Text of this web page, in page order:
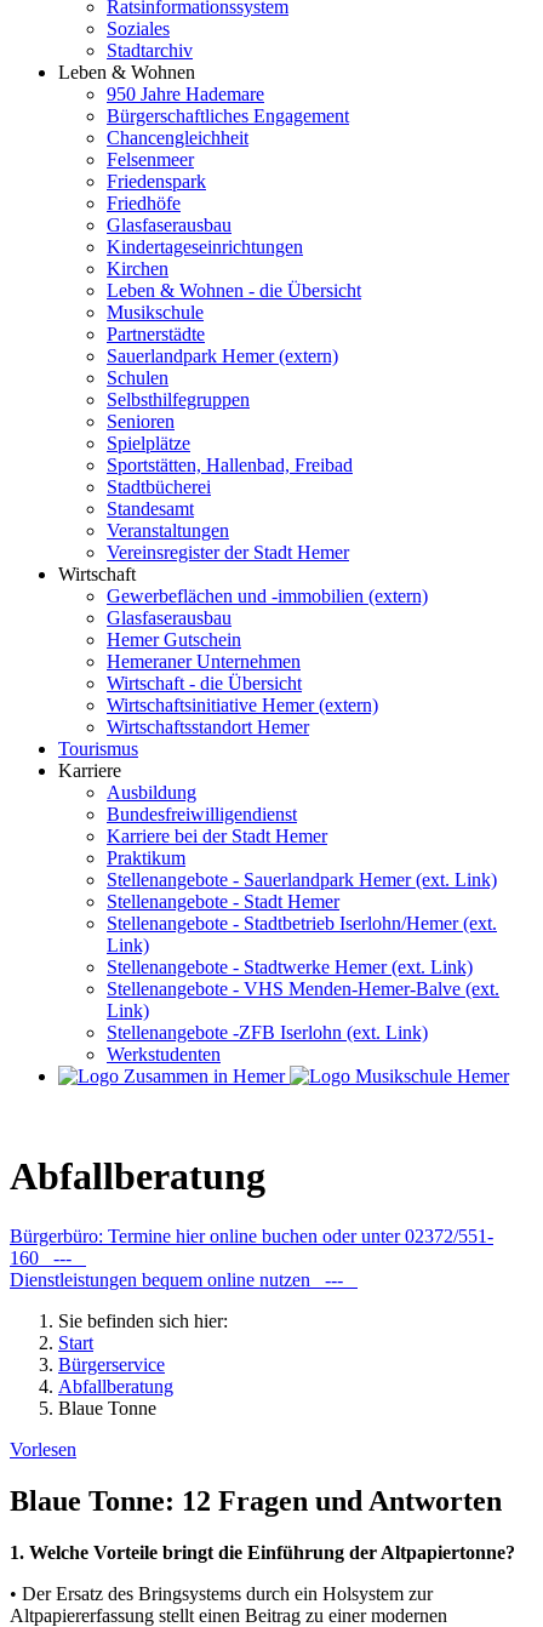
Ratsinformationssystem
Soziales
Stadtarchiv
Leben & Wohnen
950 Jahre Hademare
Bürgerschaftliches Engagement
Chancengleichheit
Felsenmeer
Friedenspark
Friedhöfe
Glasfaserausbau
Kindertageseinrichtungen
Kirchen
Leben & Wohnen - die Übersicht
Musikschule
Partnerstädte
Sauerlandpark Hemer (extern)
Schulen
Selbsthilfegruppen
Senioren
Spielplätze
Sportstätten, Hallenbad, Freibad
Stadtbücherei
Standesamt
Veranstaltungen
Vereinsregister der Stadt Hemer
Wirtschaft
Gewerbeflächen und -immobilien (extern)
Glasfaserausbau
Hemer Gutschein
Hemeraner Unternehmen
Wirtschaft - die Übersicht
Wirtschaftsinitiative Hemer (extern)
Wirtschaftsstandort Hemer
Tourismus
Karriere
Ausbildung
Bundesfreiwilligendienst
Karriere bei der Stadt Hemer
Praktikum
Stellenangebote - Sauerlandpark Hemer (ext. Link)
Stellenangebote - Stadt Hemer
Stellenangebote - Stadtbetrieb Iserlohn/Hemer (ext.
Link)
Stellenangebote - Stadtwerke Hemer (ext. Link)
Stellenangebote - VHS Menden-Hemer-Balve (ext.
Link)
Stellenangebote -ZFB Iserlohn (ext. Link)
Werkstudenten
Abfallberatung
Bürgerbüro: Termine hier online buchen oder unter 02372/551-
160 ---
Dienstleistungen bequem online nutzen ---
Sie befinden sich hier:
Start
Bürgerservice
Abfallberatung
Blaue Tonne
Vorlesen
Blaue Tonne: 12 Fragen und Antworten
1. Welche Vorteile bringt die Einführung der Altpapiertonne?
• Der Ersatz des Bringsystems durch ein Holsystem zur
Altpapiererfassung stellt einen Beitrag zu einer modernen